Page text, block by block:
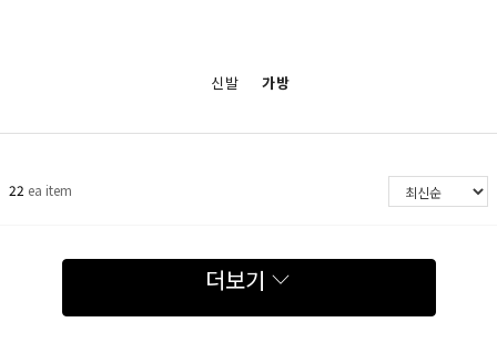
신발 가방
22 ea item
더보기